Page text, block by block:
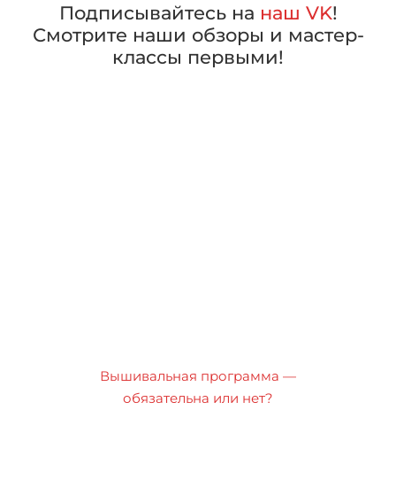
Подписывайтесь на наш VK!
Смотрите наши обзоры и мастер-
классы первыми!
Вышивальная программа —
обязательна или нет?